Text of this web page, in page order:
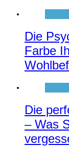
Die
Farbe
Die
– Was